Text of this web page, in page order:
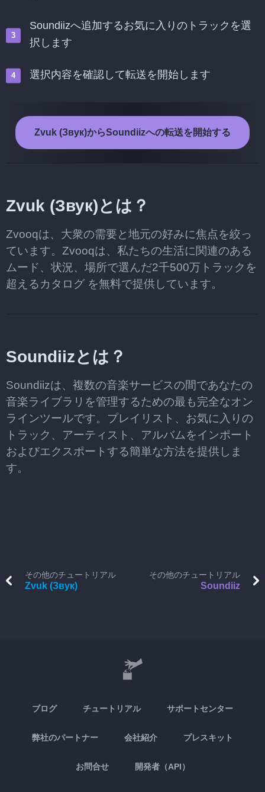
Soundiizへ追加するお気に入りのトラックを選
択します
選択内容を確認して転送を開始します
Zvuk (Звук)からSoundiizへの転送を開始する
Zvuk (Звук)とは？
Zvooqは、大衆の需要と地元の好みに焦点を絞っ
ています。Zvooqは、私たちの生活に関連のある
ムード、状況、場所で選んだ2千500万トラックを
超えるカタログ を無料で提供しています。
Soundiizとは？
Soundiizは、複数の音楽サービスの間であなたの
音楽ライブラリを管理するための最も完全なオン
ラインツールです。プレイリスト、お気に入りの
トラック、アーティスト、アルバムをインポート
およびエクスポートする簡単な方法を提供しま
す。
その他のチュートリアル
Zvuk (Звук)
その他のチュートリアル
Soundiiz
ブログ チュートリアル サポートセンター
弊社のパートナー 会社紹介 プレスキット
お問合せ 開発者（API）